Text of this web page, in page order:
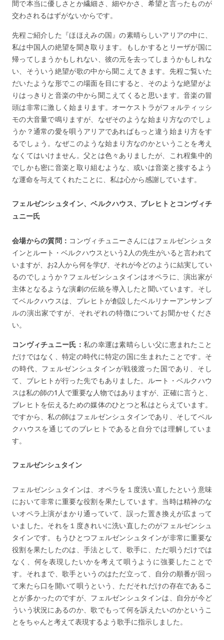
間で本当に優しさとか繊細さ、細やかさ、希望と言ったものが
交わされるはずがないからです。
先程ご紹介した『ほほえみの国』の素晴らしいアリアの中に、
私は中国人の絶望を聞き取ります。もしかするとリーザが国に
帰ってしまうかもしれない、彼の元を去ってしまうかもしれな
い、そういう絶望が歌の中から聞こえてきます。先程ご覧いた
だいたような形でこの場面を目にすると、そのような絶望がよ
りはっきりと音楽の中から聞こえてくると思います。音楽の冒
頭は非常に激しく始まります。オーケストラがフォルティッシ
モの大音量で鳴りますが、なぜそのような始まり方なのでしょ
うか？通常の愛を唄うアリアであればもっと違う始まり方をす
るでしょう。なぜこのような始まり方なのかということを考え
なくてはいけません。父とは色々ありましたが、これ程集中的
でしかも密に音楽と取り組むような、或いは音楽と接するよう
な運命を与えてくれたことに、私は心から感謝しています。
フェルゼンシュタイン、ベルクハウス、ブレヒトとコンヴィチ
ュニー氏
会場からの質問： コンヴィチュニーさんにはフェルゼンシュタ
インとルート・ベルクハウスという2人の先生がいると言われて
いますが、お2人から何を学び、それが今どのように結実してい
るのでしょうか？フェルゼンシュタインはオペラに、演出家が
主体となるような演劇の伝統を導入したと聞いています。そし
てベルクハウスは、ブレヒトが創設したベルリナーアンサンブ
ルの演出家ですが、それぞれの特徴についてお聞かせくださ
い。
コンヴィチュニー氏： 私の幸運は素晴らしい父に恵まれたこと
だけではなく、特定の時代に特定の国に生まれたことです。そ
の時代、フェルゼンシュタインが戦後渡った国であり、そし
て、ブレヒトが行った先でもありました。ルート・ベルクハウ
スは私の師の1人で重要な人物ではありますが、正確に言うと、
ブレヒトを伝えるための媒体のひとつと私はとらえています。
ですから、私の師はフェルゼンシュタインであり、そしてベル
クハウスを通じてのブレヒトであると自分では理解していま
す。
フェルゼンシュタイン
フェルゼンシュタインは、オペラを１度洗い直したという意味
において非常に重要な役割を果たしています。当時は精神のな
いオペラ上演がまかり通っていて、誤った置き換えが広まって
いました。それを１度きれいに洗い直したのがフェルゼンシュ
タインです。もうひとつフェルゼンシュタインが非常に重要な
役割を果たしたのは、手法として、歌手に、ただ唄うだけでは
なく、何を表現したいかを考えて唄うように強要したことで
す。それまで、歌手というのはただ立って、自分の順番が回っ
て来たら口を開いて唄うという、ただそれだけの存在であるこ
とが多かったのですが、フェルゼンシュタインは、自分が今ど
ういう状況にあるのか、歌でもって何を訴えたいのかというこ
とをちゃんと考えて表現するよう歌手に指示しました。